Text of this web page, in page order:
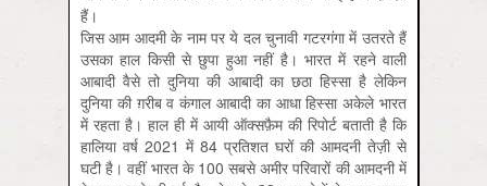
हैं।
जिस आम आदमी के नाम पर ये दल चुनावी गटरगंगा में उतरते हैं
उसका हाल किसी से छुपा हुआ नहीं है। भारत में रहने वाली
आबादी वैसे तो दुनिया की आबादी का छठा हिस्सा है लेकिन
दुनिया की ग़रीब व कंगाल आबादी का आधा हिस्सा अकेले भारत
में रहता है। हाल ही में आयी ऑक्सफ़ैम की रिपोर्ट बताती है कि
हालिया वर्ष 2021 में 84 प्रतिशत घरों की आमदनी तेज़ी से
घटी है। वहीं भारत के 100 सबसे अमीर परिवारों की आमदनी में